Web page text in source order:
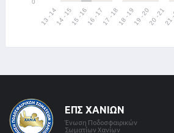
ΕΠΣ ΧΑΝΊΩΝ
Ένωση Ποδοσφαιρικών
Σωματίων Χανίων